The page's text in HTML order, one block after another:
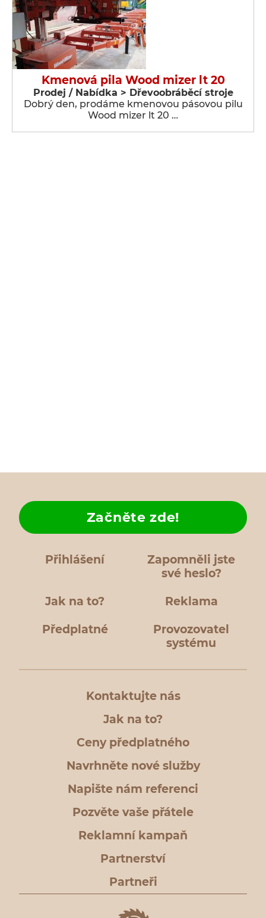
Kmenová pila Wood mizer lt 20
Prodej / Nabídka > Dřevoobráběcí stroje
Dobrý den, prodáme kmenovou pásovou pilu
Wood mizer lt 20 …
Přihlášení
Zapomněli jste
své heslo?
Jak na to?
Začněte zde!
Reklama
Předplatné
Provozovatel
systému
Kontaktujte nás
Jak na to?
Ceny předplatného
Navrhněte nové služby
Napište nám referenci
Pozvěte vaše přátele
Reklamní kampaň
Partnerství
Partneři